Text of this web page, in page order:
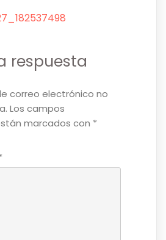
respuesta
correo electrónico no
Los campos
marcados con *
*